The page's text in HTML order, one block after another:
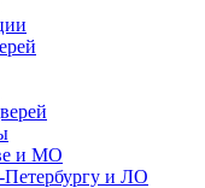
и МО
Петербургу и ЛО